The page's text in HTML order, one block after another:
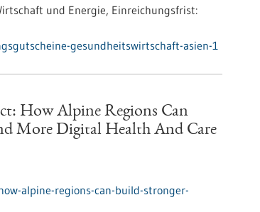
und Energie, Einreichungsfrist:
gesundheitswirtschaft-asien-1
How Alpine Regions Can
More Digital Health And Care
alpine-regions-can-build-stronger-